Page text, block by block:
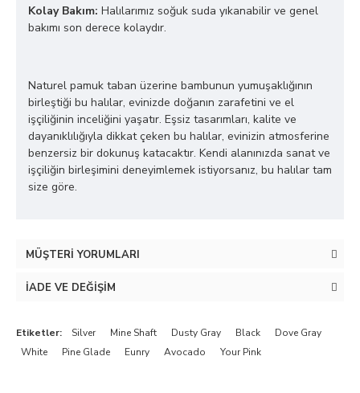
Kolay Bakım: Halılarımız soğuk suda yıkanabilir ve genel
bakımı son derece kolaydır.
Naturel pamuk taban üzerine bambunun yumuşaklığının
birleştiği bu halılar, evinizde doğanın zarafetini ve el
işçiliğinin inceliğini yaşatır. Eşsiz tasarımları, kalite ve
dayanıklılığıyla dikkat çeken bu halılar, evinizin atmosferine
benzersiz bir dokunuş katacaktır. Kendi alanınızda sanat ve
işçiliğin birleşimini deneyimlemek istiyorsanız, bu halılar tam
size göre.
MÜŞTERI YORUMLARI
İADE VE DEĞIŞIM
Etiketler: Silver Mine Shaft Dusty Gray Black
Dove Gray
White
Pine Glade Eunry Avocado Your Pink